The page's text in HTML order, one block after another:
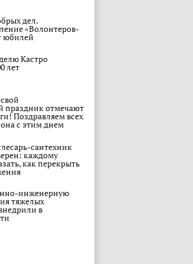
дел.
«Волонтеров-
юбилей
Кастро
лет
праздник отмечают
Поздравляем всех
с этим днем
сантехник
каждому
как перекрыть
инженерную
тяжелых
в
северяне